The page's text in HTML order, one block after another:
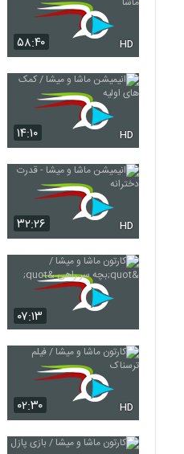
۵۸:۴۰ HD
۱۴:۱۰ HD
۳۲:۲۶ HD
۰۷:۱۳
۰۲:۳۰ HD